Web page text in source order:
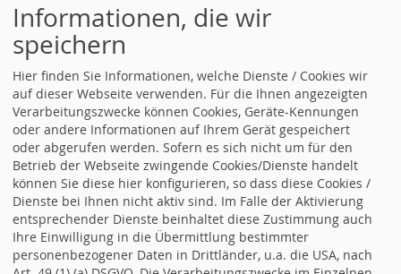
Dateigröße: 574.2 KB, Dateityp: .pdf (.pdf).
Datei laden: Coworking-Spaces im ländlichen Raum -
Eine Studie der Bertelsmann-Stiftung
12.12.2022,
Dateigröße: 55.02 MB, Dateityp: .pdf (.pdf).
Datei laden: Grundwissen Kommunalpolitik: Der
kommunale Haushalt (FES),
16.01.2023,
Dateigröße: 1.52 MB, Dateityp: .pdf (.pdf).
Informationen, die wir
speichern
Hier finden Sie Informationen, welche Dienste / Cookies wir
auf dieser Webseite verwenden. Für die Ihnen angezeigten
Verarbeitungszwecke können Cookies, Geräte-Kennungen
oder andere Informationen auf Ihrem Gerät gespeichert
oder abgerufen werden. Sofern es sich nicht um für den
Betrieb der Webseite zwingende Cookies/Dienste handelt
können Sie diese hier konfigurieren, so dass diese Cookies /
Dienste bei Ihnen nicht aktiv sind. Im Falle der Aktivierung
entsprechender Dienste beinhaltet diese Zustimmung auch
Ihre Einwilligung in die Übermittlung bestimmter
personenbezogener Daten in Drittländer, u.a. die USA, nach